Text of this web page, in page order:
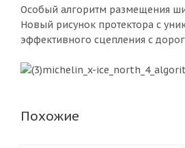
Особый алгоритм размещения
Новый рисунок протектора с
эффективного сцепления с
Похожие